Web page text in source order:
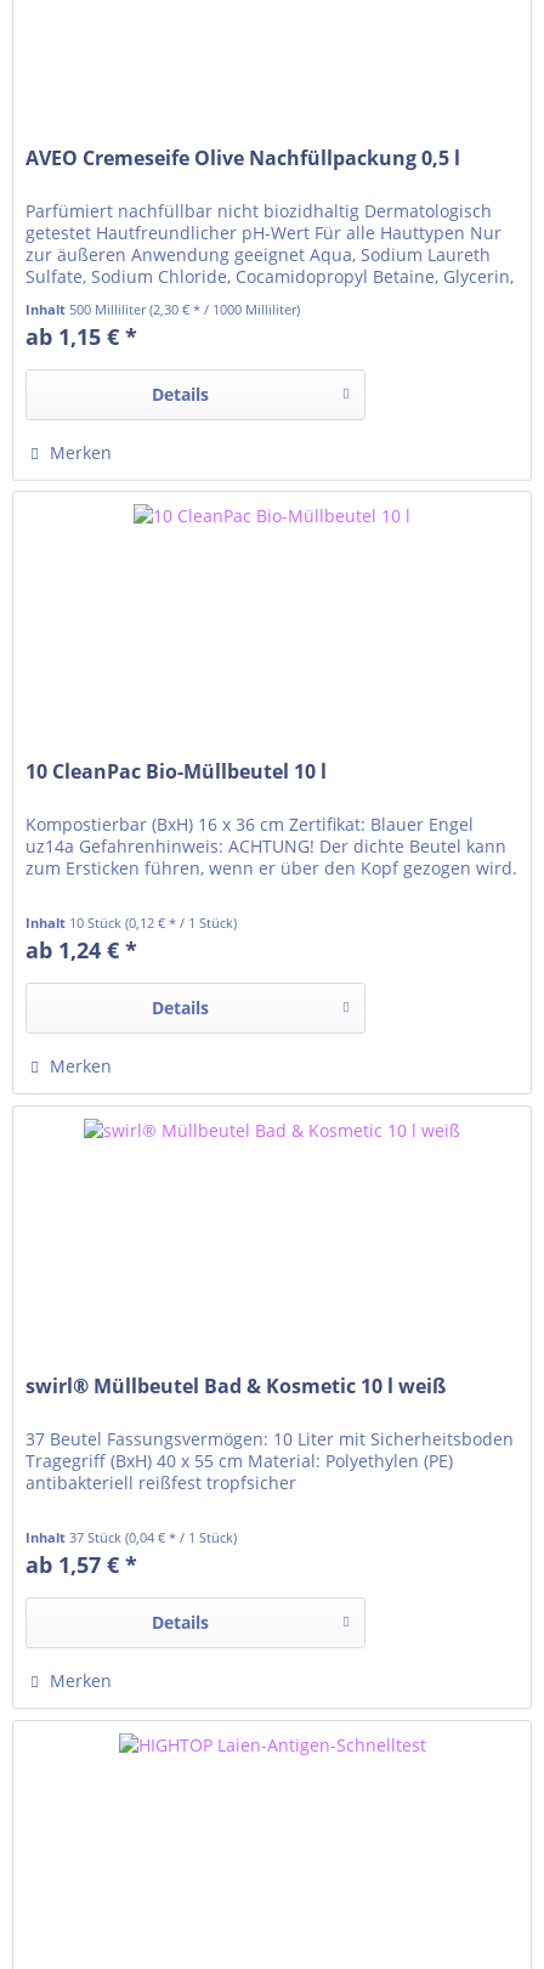
AVEO Cremeseife Olive Nachfüllpackung 0,5 l
Parfümiert nachfüllbar nicht biozidhaltig Dermatologisch
getestet Hautfreundlicher pH-Wert Für alle Hauttypen Nur
zur äußeren Anwendung geeignet Aqua, Sodium Laureth
Sulfate, Sodium Chloride, Cocamidopropyl Betaine, Glycerin,
Sodium Sulfate, CI 19140, 42090 CI 15985, Hexyl Cinnamal
Die AVEO Cremeseife reinigt mit einer...
Inhalt 500 Milliliter(2,30 € * / 1000 Milliliter)
ab 1,15 € *
Details
Merken
10 CleanPac Bio-Müllbeutel 10 l
Kompostierbar (BxH) 16 x 36 cm Zertifikat: Blauer Engel
uz14a Gefahrenhinweis: ACHTUNG! Der dichte Beutel kann
zum Ersticken führen, wenn er über den Kopf gezogen wird.
Inhalt 10 Stück(0,12 € * / 1 Stück)
ab 1,24 € *
Details
Merken
swirl® Müllbeutel Bad & Kosmetic 10 l weiß
37 Beutel Fassungsvermögen: 10 Liter mit Sicherheitsboden
Tragegriff (BxH) 40 x 55 cm Material: Polyethylen (PE)
antibakteriell reißfest tropfsicher
Inhalt37 Stück(0,04 € * / 1 Stück)
ab 1,57 € *
Details
Merken